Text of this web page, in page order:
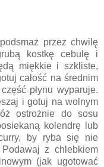
przez chwilę
kostkę cebulę i
miękkie i szkliste,
całość na średnim
płynu wyparuje.
i gotuj na wolnym
ostrożnie do sosu
kolendrę lub
by ryba się nie
z chlebkiem
(jak ugotować